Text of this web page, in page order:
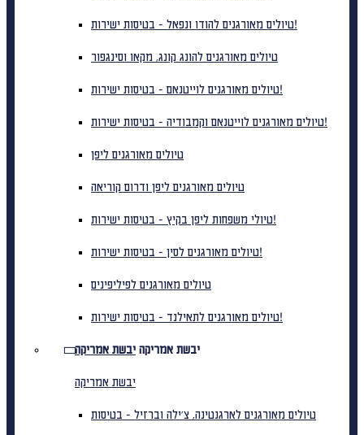
טיולים מאורגנים להודו ונפאל - בטיסות ישירות!
טיולים מאורגנים להונג קונג, מקאו וסינגפור
טיולים מאורגנים לוייטנאם - בטיסות ישירות!
טיולים מאורגנים לוייטנאם וקמבודיה - בטיסות ישירות!
טיולים מאורגנים ליפן
טיולים מאורגנים ליפן ודרום קוריאה
טיולי משפחות ליפן בקיץ - בטיסות ישירות!
טיולים מאורגנים לסין - בטיסות ישירות!
טיולים מאורגנים לפיליפינים
טיולים מאורגנים לתאילנד - בטיסות ישירות!
יבשת אמריקה יבשת אמריקה
יבשת אמריקה
טיולים מאורגנים לארגנטינה, צ'ילה וברזיל - בטיסות